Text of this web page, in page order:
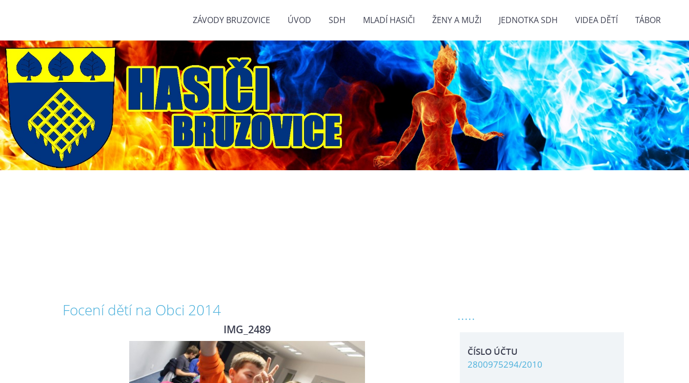
ZÁVODY BRUZOVICE ÚVOD SDH MLADÍ HASIČI ŽENY A MUŽI JEDNOTKA SDH VIDEA DĚTÍ TÁBOR
Focení dětí na Obci 2014
IMG_2489
.....
ČÍSLO ÚČTU
2800975294/2010